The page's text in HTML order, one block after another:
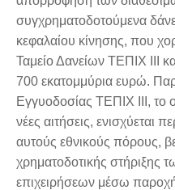
συγχρηματοδοτούμενα
κεφαλαίου κίνησης, που
Ταμείο Δανείων ΤΕΠΙΧ ΙΙΙ
700 εκατομμύρια ευρώ.
Εγγυοδοσίας ΤΕΠΙΧ ΙΙΙ, το
νέες αιτήσεις, ενισχύεται
αυτούς εθνικούς πόρους,
χρηματοδοτικής στήριξης
επιχειρήσεων μέσω